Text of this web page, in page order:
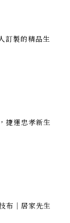
訂製的精品生
捷運忠孝新生
布｜居家先生